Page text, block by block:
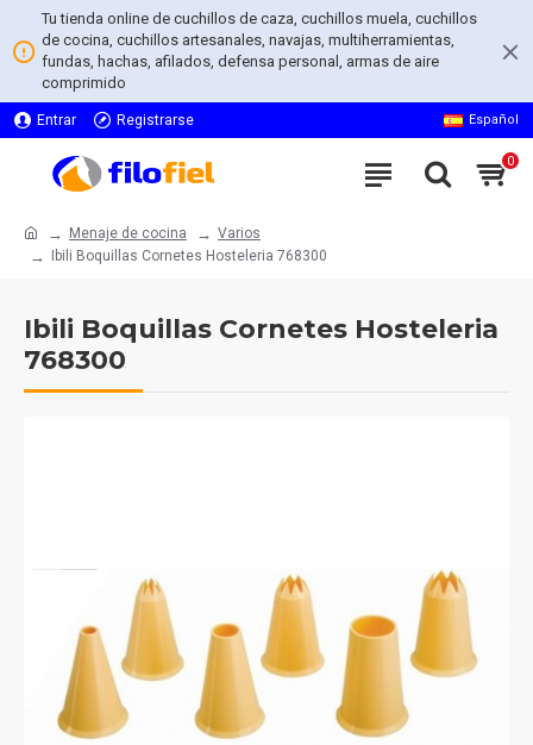
Tu tienda online de cuchillos de caza, cuchillos muela, cuchillos
de cocina, cuchillos artesanales, navajas, multiherramientas,
fundas, hachas, afilados, defensa personal, armas de aire
comprimido
Entrar Registrarse Español
0
Menaje de cocina
Varios
Ibili Boquillas Cornetes Hosteleria 768300
Ibili Boquillas Cornetes Hosteleria
768300